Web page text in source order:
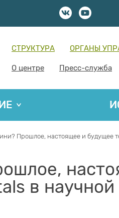
СТРУКТУРА ОРГАНЫ
О центре Пресс-служба
Прошлое, настоящее и будущее
в научной